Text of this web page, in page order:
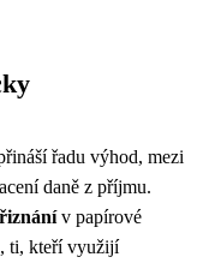
řadu výhod, mezi
daně z příjmu.
v papírové
ti, kteří využijí